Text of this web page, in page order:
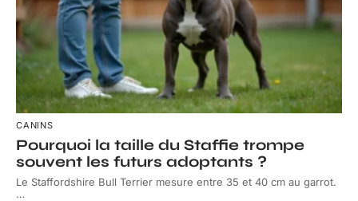
CANINS
Pourquoi la taille du Staffie trompe
souvent les futurs adoptants ?
Le Staffordshire Bull Terrier mesure entre 35 et 40 cm au garrot.
…